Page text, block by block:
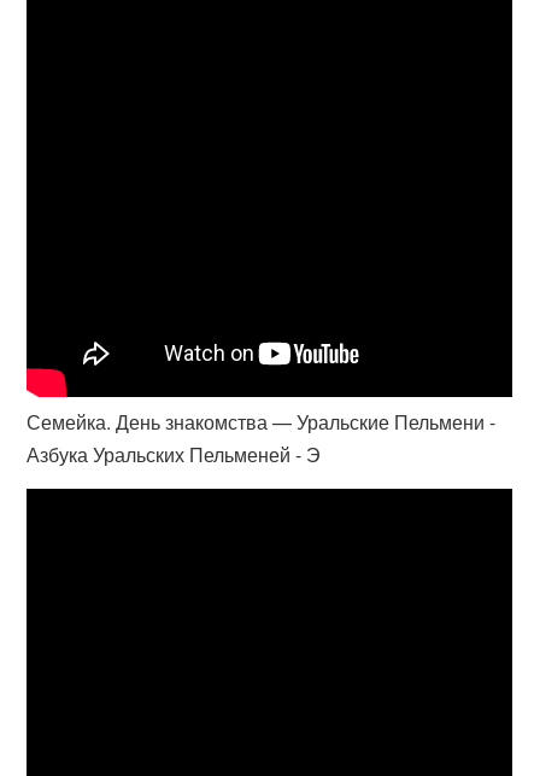
Семейка. День знакомства — Уральские Пельмени -
Азбука Уральских Пельменей - Э